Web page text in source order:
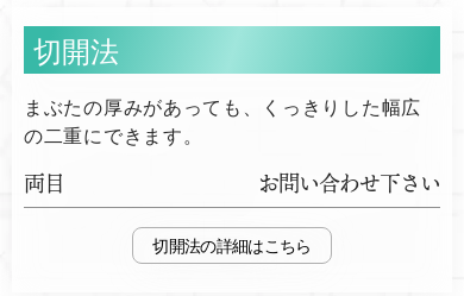
切開法
まぶたの厚みがあっても、くっきりした幅広
の二重にできます。
両目 お問い合わせ下さい
切開法